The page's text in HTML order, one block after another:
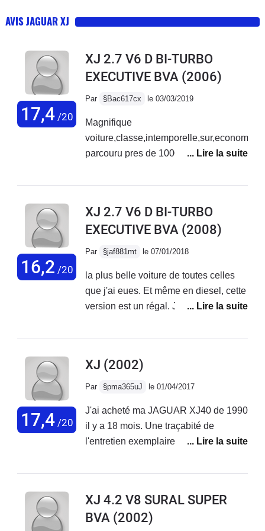
AVIS JAGUAR XJ
17,4/20
XJ 2.7 V6 D BI-TURBO
EXECUTIVE BVA (2006)
Par §Bac617cx le 03/03/2019
Magnifique
parcouru pres de 100000km en 5
equivalente avec moins de km(j'ai
main)....Entretien prix moyen(ja' eu 2
merc classe S,bcp plus cher) Une
de 7lt ,a 90 on descend a 5 lt/100
l'insonorisation est parfaite....Je me
réjouis a l'avance de la prochaine....Le
robe du soir....
16,2 /20
XJ 2.7 V6 D BI-TURBO
EXECUTIVE BVA (2008)
Par §jaf881mt le 07/01/2018
la plus belle voiture de toutes celles
que j'ai eues. Et même en diesel, cette
version est un régal. Je l'ai gardée une
avec. L'ambiance intérieure est à la
l'instrumentation. La suspension
pneumatique rajoute à ce sentiment de
17,4/20
XJ (2002)
Par §pma365uJ le 01/04/2017
J'ai acheté ma JAGUAR XJ40 de 1990
il y a 18 mois. Une traçabité de
l'entretien exemplaire, que je poursuis
un fil dénudé sous l'assise conducteur
électriques, le replacement de la
suspension arrière hydraulique avec
XJ 4.2 V8 SURAL SUPER
BVA (2002)